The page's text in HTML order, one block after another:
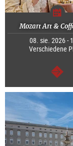
Mozart Art &
08. sie. 2026 -
Verschiedene